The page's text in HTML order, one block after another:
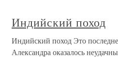
Индийский поход
Индийский поход Это
Александра оказалось